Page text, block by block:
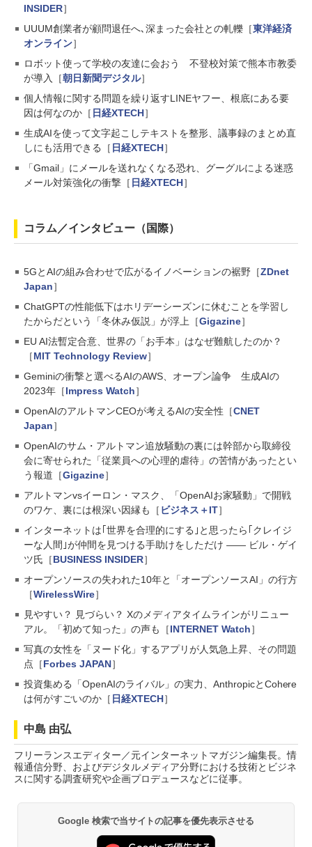
INSIDER］
UUUM創業者が顧問退任へ､深まった会社との軋轢［東洋経済
オンライン］
ロボット使って学校の友達に会おう 不登校対策で熊本市教委
が導入［朝日新聞デジタル］
個人情報に関する問題を繰り返すLINEヤフー、根底にある要
因は何なのか［ 日経XTECH］
生成AIを使って文字起こしテキストを整形、議事録のまとめ直
しにも活用できる［ 日経XTECH］
「Gmail」にメールを送れなくなる恐れ、グーグルによる迷惑
メール対策強化の衝撃［ 日経XTECH］
コラム／インタビュー（国際）
5GとAIの組み合わせで広がるイノベーションの裾野［ZDnet
Japan］
ChatGPTの性能低下はホリデーシーズンに休むことを学習し
たからだという「冬休み仮説」が浮上［Gigazine］
EU AI法暫定合意、世界の「お手本」はなぜ難航したのか？
［MIT Technology Review］
Geminiの衝撃と選べるAIのAWS、オープン論争 生成AIの
2023年［Impress Watch］
OpenAIのアルトマンCEOが考えるAIの安全性［CNET
Japan］
OpenAIのサム・アルトマン追放騒動の裏には幹部から取締役
会に寄せられた「従業員への心理的虐待」の苦情があったとい
う報道［Gigazine］
アルトマンvsイーロン・マスク、「OpenAIお家騒動」で開戦
のワケ、裏には根深い因縁も［ ビジネス＋IT］
インターネットは｢世界を合理的にする｣と思ったら｢クレイジ
ーな人間｣が仲間を見つける手助けをしただけ —— ビル・ゲイ
ツ氏［BUSINESS INSIDER］
オープンソースの失われた10年と「オープンソースAI」の行方
［WirelessWire］
見やすい？ 見づらい？ Xのメディアタイムラインがリニュー
アル。「初めて知った」の声も［INTERNET Watch］
写真の女性を「ヌード化」するアプリが人気急上昇、その問題
点［Forbes JAPAN］
投資集める「OpenAIのライバル」の実力、AnthropicとCohere
は何がすごいのか［ 日経XTECH］
中島 由弘
フリーランスエディター／元インターネットマガジン編集長。情
報通信分野、およびデジタルメディア分野における技術とビジネ
スに関する調査研究や企画プロデュースなどに従事。
Google 検索で当サイトの記事を優先表示させる